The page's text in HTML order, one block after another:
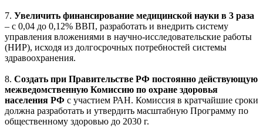
7. Увеличить финансирование медицинской науки в 3 раза
– с 0,04 до 0,12% ВВП, разработать и внедрить систему
управления вложениями в научно-исследовательские работы
(НИР), исходя из долгосрочных потребностей системы
здравоохранения.
8. Создать при Правительстве РФ постоянно действующую
межведомственную Комиссию по охране здоровья
населения РФ с участием РАН. Комиссия в кратчайшие сроки
должна разработать и утвердить масштабную Программу по
общественному здоровью до 2030 г.